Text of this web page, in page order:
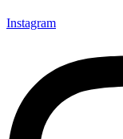
Instagram